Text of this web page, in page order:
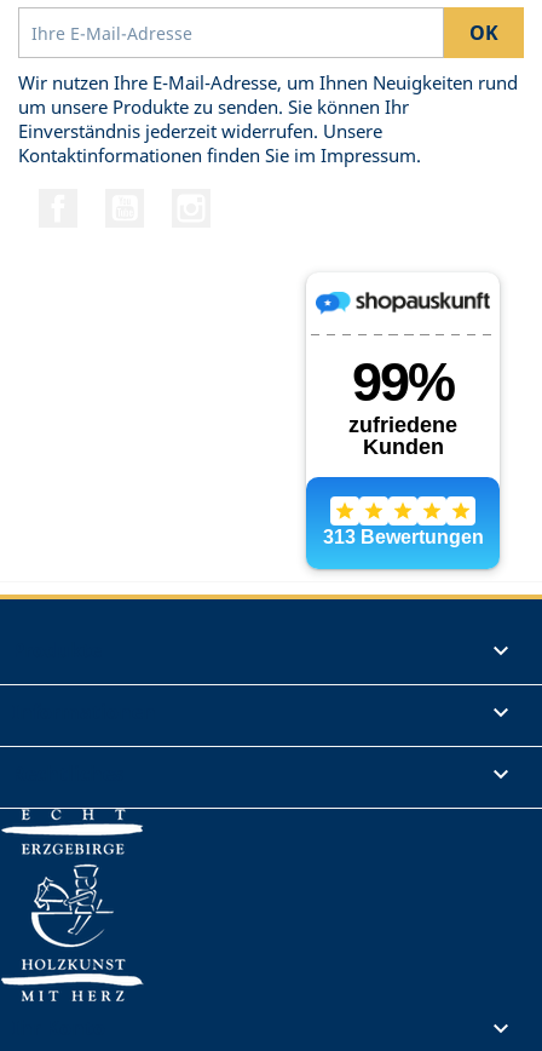
Wir nutzen Ihre E-Mail-Adresse, um Ihnen Neuigkeiten rund
um unsere Produkte zu senden. Sie können Ihr
Einverständnis jederzeit widerrufen. Unsere
Kontaktinformationen finden Sie im Impressum.



